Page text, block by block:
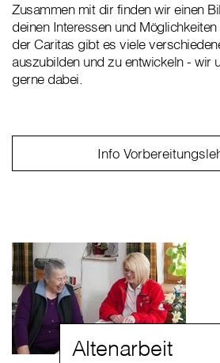
Zusammen mit dir finden wir einen
deinen Interessen und
der Caritas gibt es viele
auszubilden und zu entwickeln - wir
gerne dabei.
Info
Altenarbeit